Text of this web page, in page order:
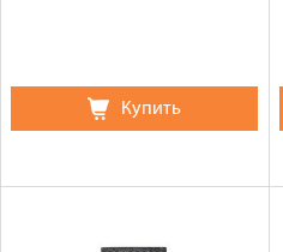
Купить